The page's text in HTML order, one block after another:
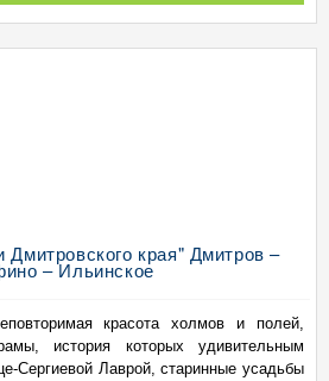
края" Дмитров –
– Ильинское
красота холмов и полей,
история которых удивительным
Сергиевой Лаврой, старинные усадьбы